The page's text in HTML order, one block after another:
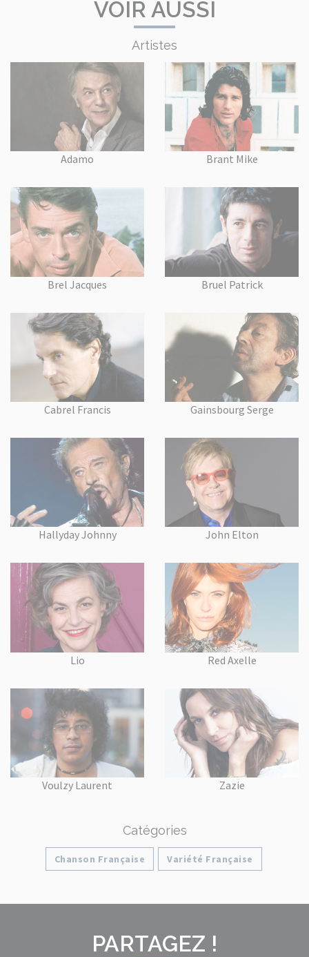
VOIR AUSSI
Artistes
Adamo Brant Mike
Brel Jacques Bruel Patrick
Cabrel Francis Gainsbourg Serge
Hallyday Johnny John Elton
Lio Red Axelle
Voulzy Laurent Zazie
Catégories
Chanson Française Variété Française
PARTAGEZ !